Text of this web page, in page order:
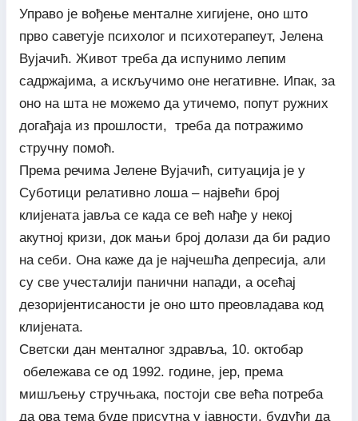
Управо је вођење менталне хигијене, оно што
прво саветује психолог и психотерапеут, Јелена
Вујачић. Живот треба да испунимо лепим
садржајима, а искључимо оне негативне. Ипак, за
оно на шта не можемо да утичемо, попут ружних
догађаја из прошлости, треба да потражимо
стручну помоћ.
Према речима Јелене Вујачић, ситуација је у
Суботици релативно лоша – највећи број
клијената јавља се када се већ нађе у некој
акутној кризи, док мањи број долази да би радио
на себи. Она каже да је најчешћа депресија, али
су све учесталији панични напади, а осећај
дезоријентисаности је оно што преовладава код
клијената.
Светски дан менталног здравља, 10. октобар
обележава се од 1992. године, јер, према
мишљењу стручњака, постоји све већа потреба
да ова тема буде присутна у јавности, будући да